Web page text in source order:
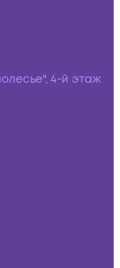
4-й этаж